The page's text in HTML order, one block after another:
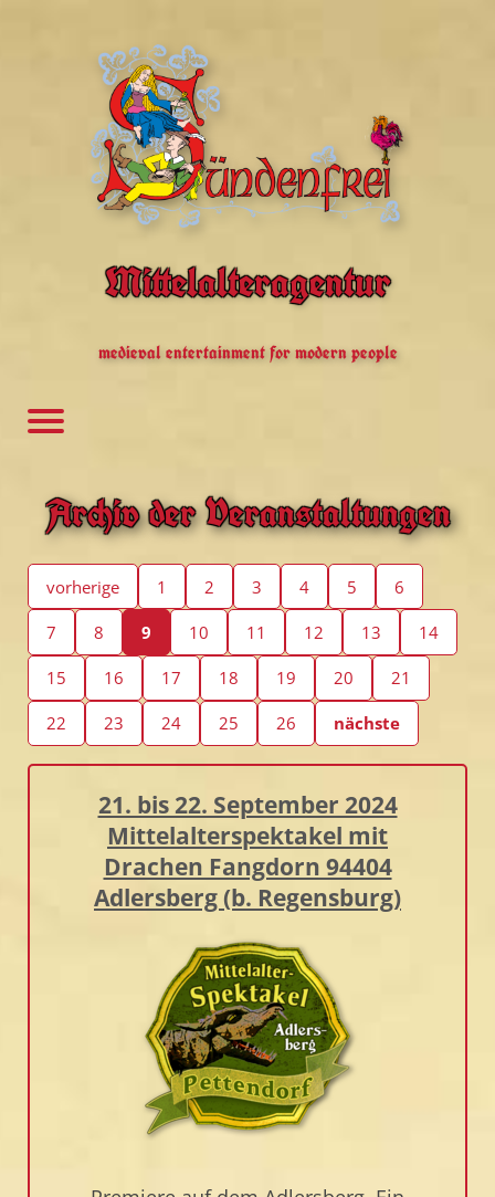
Mittelalteragentur
medieval entertainment for modern people
Archiv der Veranstaltungen
vorherige 1 2 3 4 5 6
7 8 9 10 11 12 13 14
15 16 17 18 19 20 21
22 23 24 25 26 nächste
21. bis 22. September 2024
Mittelalterspektakel mit
Drachen Fangdorn 94404
Adlersberg (b. Regensburg)